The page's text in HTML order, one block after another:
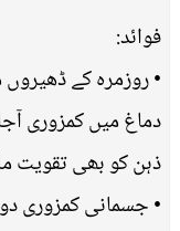
فوائد:
• روزمرہ کے
دماغ میں کمزوری
ذہن کو بھی تقویت
• جسمانی کمزوری